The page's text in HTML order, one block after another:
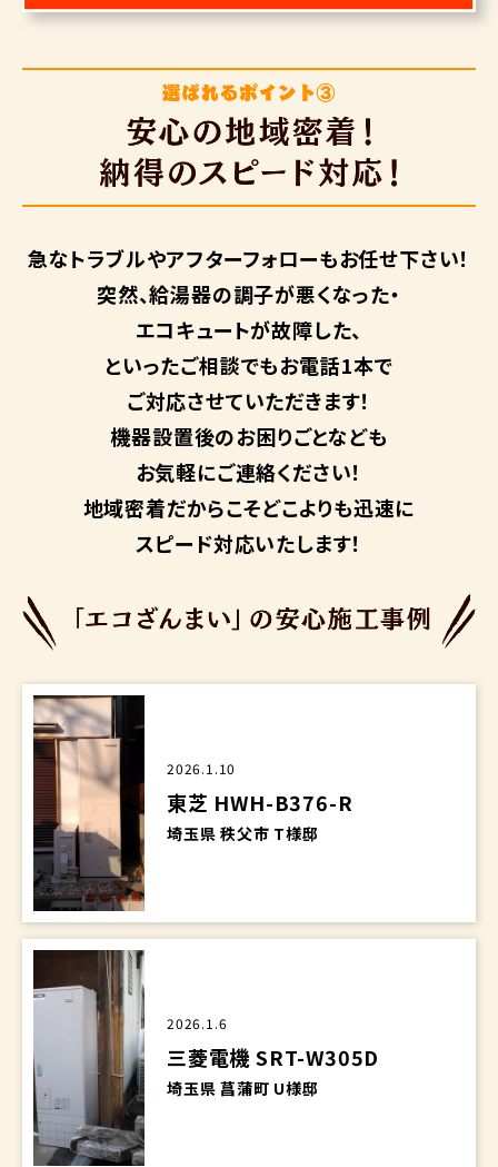
急なトラブルやアフターフォローもお任せ下さい！
突然、給湯器の調子が悪くなった・
エコキュートが故障した、
といったご相談でもお電話1本で
ご対応させていただきます！
機器設置後のお困りごとなども
お気軽にご連絡ください！
地域密着だからこそどこよりも迅速に
スピード対応いたします！
2026.1.10
東芝 HWH-B376-R
埼玉県 秩父市 T様邸
2026.1.6
三菱電機 SRT-W305D
埼玉県 菖蒲町 U様邸